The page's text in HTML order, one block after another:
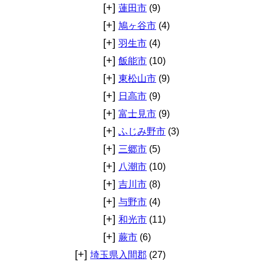
[+] 蓮田市 (9)
[+] 鳩ヶ谷市 (4)
[+] 羽生市 (4)
[+] 飯能市 (10)
[+] 東松山市 (9)
[+] 日高市 (9)
[+] 富士見市 (9)
[+] ふじみ野市 (3)
[+] 三郷市 (5)
[+] 八潮市 (10)
[+] 吉川市 (8)
[+] 与野市 (4)
[+] 和光市 (11)
[+] 蕨市 (6)
[+] 埼玉県入間郡 (27)